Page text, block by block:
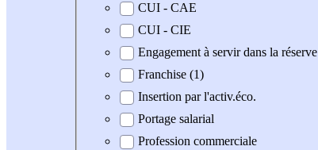
CUI - CAE
CUI - CIE
Engagement à servir dans la réserve
Franchise (1)
Insertion par l'activ.éco.
Portage salarial
Profession commerciale